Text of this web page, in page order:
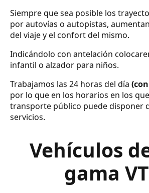
Siempre que sea posible los
por autovías o autopistas,
del viaje y el confort del mismo.
Indicándolo con antelación
infantil o alzador para niños.
Trabajamos las 24 horas del día
por lo que en los horarios en los
transporte público puede disponer
servicios.
Vehículos
gama